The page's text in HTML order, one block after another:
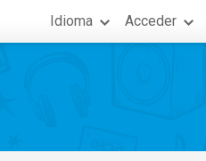
Idioma Acceder